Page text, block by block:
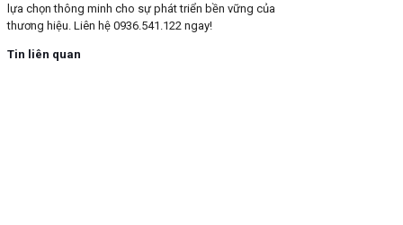
lựa chọn thông minh cho sự phát triển bền vững của
thương hiệu. Liên hệ 0936.541.122 ngay!
Tin liên quan